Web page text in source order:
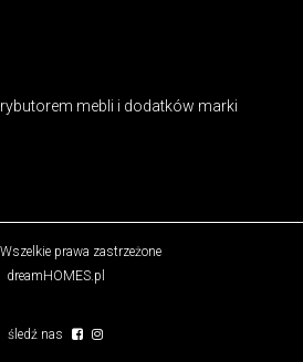
mebli i dodatków marki
prawa zastrzeżone
dreamHOMES.pl
śledź nas